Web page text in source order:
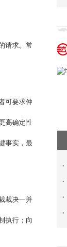
请求。常
可要求仲
高确定性
事实，最
裁决一并
执行；向